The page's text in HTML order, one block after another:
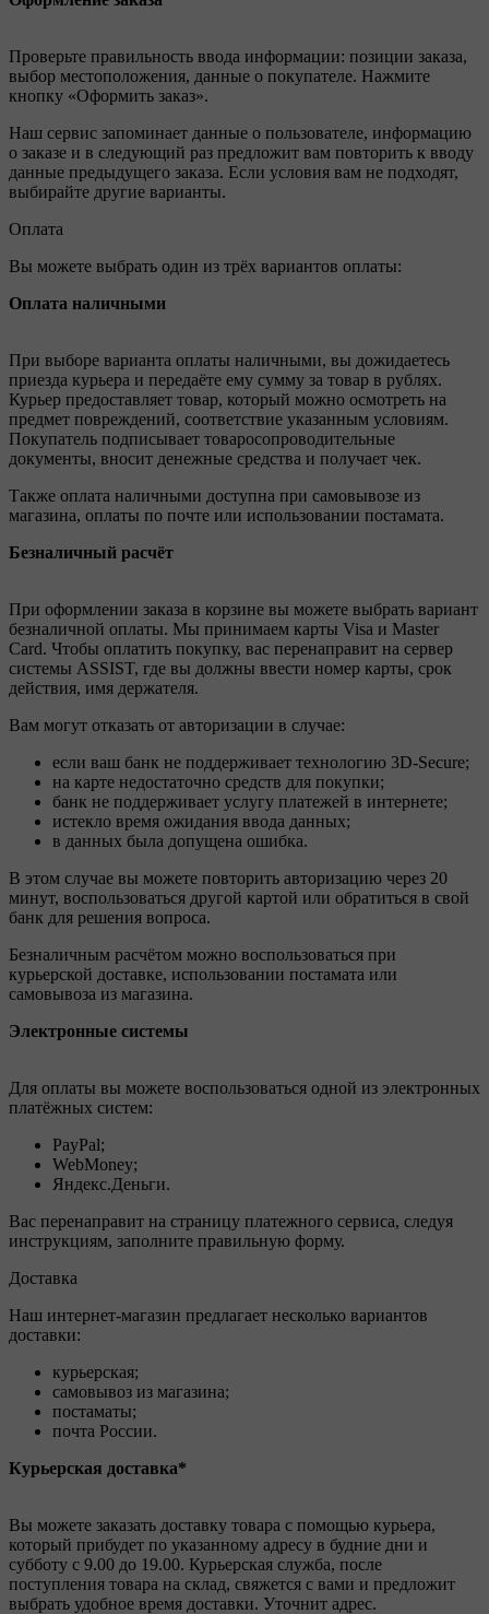
Проверьте правильность ввода информации: позиции заказа,
выбор местоположения, данные о покупателе. Нажмите
кнопку «Оформить заказ».
Наш сервис запоминает данные о пользователе, информацию
о заказе и в следующий раз предложит вам повторить к вводу
данные предыдущего заказа. Если условия вам не подходят,
выбирайте другие варианты.
Оплата
Вы можете выбрать один из трёх вариантов оплаты:
Оплата наличными
При выборе варианта оплаты наличными, вы дожидаетесь
приезда курьера и передаёте ему сумму за товар в рублях.
Курьер предоставляет товар, который можно осмотреть на
предмет повреждений, соответствие указанным условиям.
Покупатель подписывает товаросопроводительные
документы, вносит денежные средства и получает чек.
Также оплата наличными доступна при самовывозе из
магазина, оплаты по почте или использовании постамата.
Безналичный расчёт
При оформлении заказа в корзине вы можете выбрать вариант
безналичной оплаты. Мы принимаем карты Visa и Master
Card. Чтобы оплатить покупку, вас перенаправит на сервер
системы ASSIST, где вы должны ввести номер карты, срок
действия, имя держателя.
Вам могут отказать от авторизации в случае:
если ваш банк не поддерживает технологию 3D-Secure;
на карте недостаточно средств для покупки;
банк не поддерживает услугу платежей в интернете;
истекло время ожидания ввода данных;
в данных была допущена ошибка.
В этом случае вы можете повторить авторизацию через 20
минут, воспользоваться другой картой или обратиться в свой
банк для решения вопроса.
Безналичным расчётом можно воспользоваться при
курьерской доставке, использовании постамата или
самовывоза из магазина.
Электронные системы
Для оплаты вы можете воспользоваться одной из электронных
платёжных систем:
PayPal;
WebMoney;
Яндекс.Деньги.
Вас перенаправит на страницу платежного сервиса, следуя
инструкциям, заполните правильную форму.
Доставка
Наш интернет-магазин предлагает несколько вариантов
доставки:
курьерская;
самовывоз из магазина;
постаматы;
почта России.
Курьерская доставка*
Вы можете заказать доставку товара с помощью курьера,
который прибудет по указанному адресу в будние дни и
субботу с 9.00 до 19.00. Курьерская служба, после
поступления товара на склад, свяжется с вами и предложит
выбрать удобное время доставки. Уточнит адрес.